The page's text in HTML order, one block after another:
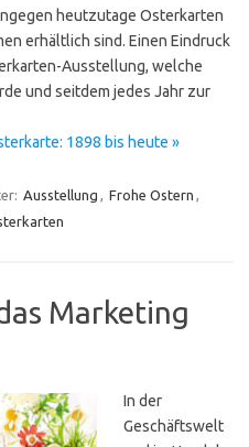
heutzutage Osterkarten
erhältlich sind. Einen Eindruck
Ausstellung, welche
und seitdem jedes Jahr zur
1898 bis heute »
Ausstellung Frohe Ostern
Marketing
In der
Geschäftswelt